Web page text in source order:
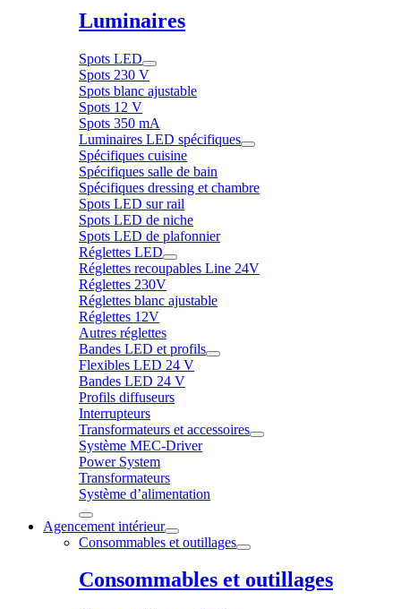
Luminaires
Spots LED
Spots 230 V
Spots blanc ajustable
Spots 12 V
Spots 350 mA
Luminaires LED spécifiques
Spécifiques cuisine
Spécifiques salle de bain
Spécifiques dressing et chambre
Spots LED sur rail
Spots LED de niche
Spots LED de plafonnier
Réglettes LED
Réglettes recoupables Line 24V
Réglettes 230V
Réglettes blanc ajustable
Réglettes 12V
Autres réglettes
Bandes LED et profils
Flexibles LED 24 V
Bandes LED 24 V
Profils diffuseurs
Interrupteurs
Transformateurs et accessoires
Système MEC-Driver
Power System
Transformateurs
Système d’alimentation
Agencement intérieur
Consommables et outillages
Consommables et outillages